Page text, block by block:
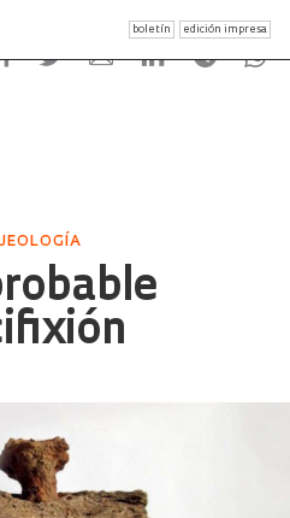
boletín edición impresa